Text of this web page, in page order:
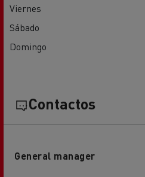
Viernes
Sábado
Domingo
Contactos
General manager